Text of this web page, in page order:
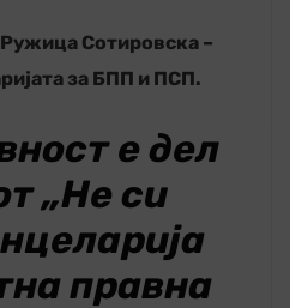
Сотировска –
за БПП и ПСП.
е дел
„Не си
правна